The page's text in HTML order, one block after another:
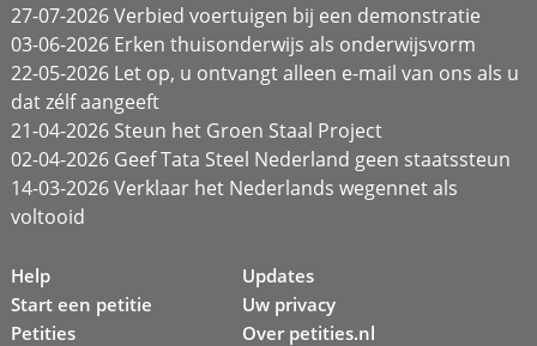
27-07-2026 Verbied voertuigen bij een demonstratie
03-06-2026 Erken thuisonderwijs als onderwijsvorm
22-05-2026 Let op, u ontvangt alleen e-mail van ons als u
dat zélf aangeeft
21-04-2026 Steun het Groen Staal Project
02-04-2026 Geef Tata Steel Nederland geen staatssteun
14-03-2026 Verklaar het Nederlands wegennet als
voltooid
Help
Start een petitie
Petities
Updates
Uw privacy
Over petities.nl